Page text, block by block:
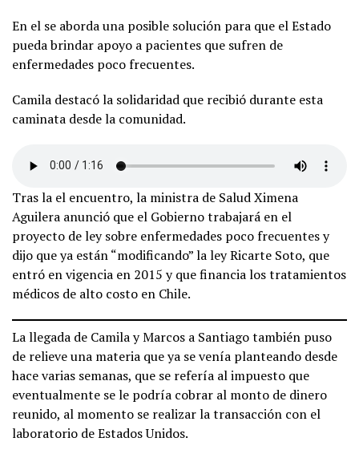
En el se aborda una posible solución para que el Estado
pueda brindar apoyo a pacientes que sufren de
enfermedades poco frecuentes.
Camila destacó la solidaridad que recibió durante esta
caminata desde la comunidad.
Tras la el encuentro, la ministra de Salud Ximena
Aguilera anunció que el Gobierno trabajará en el
proyecto de ley sobre enfermedades poco frecuentes y
dijo que ya están “modificando” la ley Ricarte Soto, que
entró en vigencia en 2015 y que financia los tratamientos
médicos de alto costo en Chile.
La llegada de Camila y Marcos a Santiago también puso
de relieve una materia que ya se venía planteando desde
hace varias semanas, que se refería al impuesto que
eventualmente se le podría cobrar al monto de dinero
reunido, al momento se realizar la transacción con el
laboratorio de Estados Unidos.